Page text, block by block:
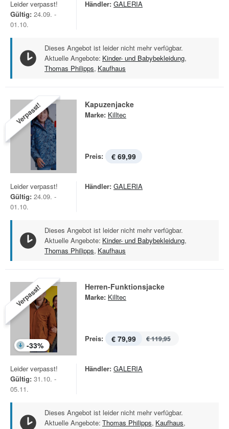
Leider verpasst!
Gültig: 24.09. -
01.10.
Händler: GALERIA
Dieses Angebot ist leider nicht mehr verfügbar.
Aktuelle Angebote: Kinder- und Babybekleidung,
Thomas Philipps, Kaufhaus
Verpasst! Kapuzenjacke
Marke: Killtec
Preis: € 69,99
Leider verpasst!
Gültig: 24.09. -
01.10.
Händler: GALERIA
Dieses Angebot ist leider nicht mehr verfügbar.
Aktuelle Angebote: Kinder- und Babybekleidung,
Thomas Philipps, Kaufhaus
Verpasst!
-33%
Herren-Funktionsjacke
Marke: Killtec
Preis: € 79,99 € 119,95
Leider verpasst!
Gültig: 31.10. -
05.11.
Händler: GALERIA
Dieses Angebot ist leider nicht mehr verfügbar.
Aktuelle Angebote: Thomas Philipps, Kaufhaus,